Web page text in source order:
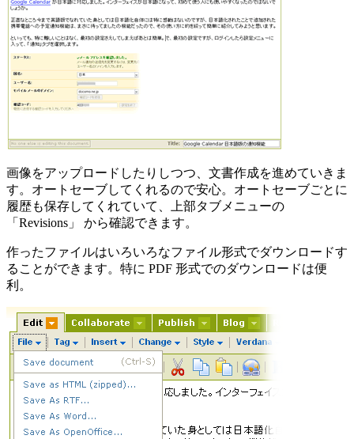
画像をアップロードしたりしつつ、文書作成を進めていきま
す。オートセーブしてくれるので安心。オートセーブごとに
履歴も保存してくれていて、上部タブメニューの
「Revisions」 から確認できます。
作ったファイルはいろいろなファイル形式でダウンロードす
ることができます。特に PDF 形式でのダウンロードは便
利。